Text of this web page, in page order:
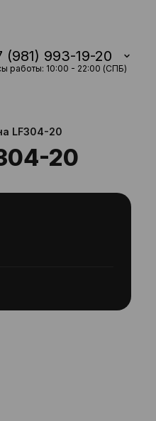
(981) 993-19-20
работы: 10:00 - 22:00 (СПБ)
LF304-20
20